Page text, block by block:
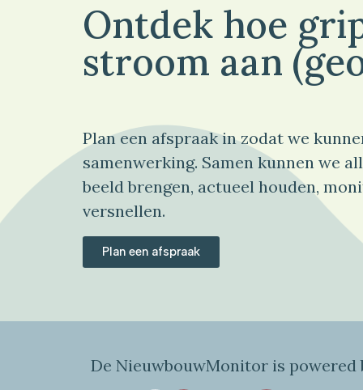
Ontdek hoe
stroom aan
Plan een afspraak in zodat we
samenwerking. Samen kunnen we
beeld brengen, actueel houden,
versnellen.
Plan een afspraak
De NieuwbouwMonitor is powered